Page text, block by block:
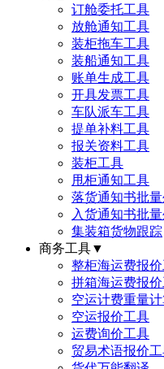
订舱委托工具
放舱通知工具
装柜拖车工具
装船通知工具
账单生成工具
开具发票工具
车队派车工具
提单补料工具
报关资料工具
装柜工具
甩柜通知工具
落货通知书批
入货通知书批
集装箱货物跟踪
商务工具▼
整柜海运费报
拼箱海运费报
空运计费重量
空运报价工具
运费询价工具
贸易术语报价